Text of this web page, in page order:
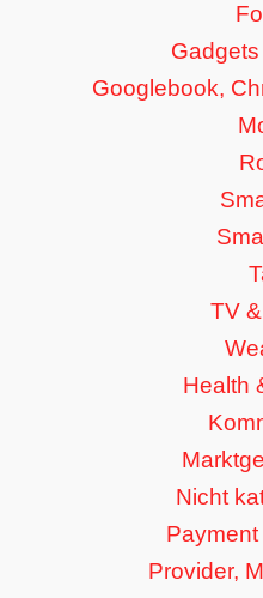
Googlebook,
TV
Health
Nicht
Provider,